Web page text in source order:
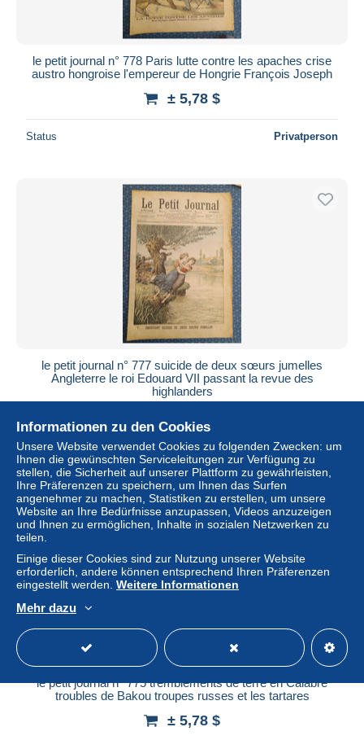
le petit journal n° 778 Paris lutte contre les apaches crise
austro hongroise l'empereur de Hongrie François Joseph
± 5,78 $
Status Privatperson
le petit journal n° 777 suicide de deux sœurs jumelles
Angleterre le roi Edouard VII passant la revue des
highlanders
Status Privatperson
le petit journal n° 775 tremblements de terre en Calabre
troubles de Bakou troupes russes et les tartares
± 5,78 $
Informationen zu den Cookies
Unsere Website verwendet Cookies zu folgenden Zwecken: um
Ihnen die gewünschten Serviceleitungen zur Verfügung zu
stellen, die Sicherheit auf unserer Plattform zu gewährleisten,
Ihre Präferenzen zu speichern, um Ihnen das Surfen
angenehmer zu machen, Statistiken zu erstellen, um unsere
Website an Ihre Bedürfnisse anzupassen, Videos anzuzeigen
und Ihnen zu ermöglichen, Inhalte in sozialen Netzwerken zu
teilen.
Einige dieser Cookies sind zur Nutzung unserer Website
erforderlich, andere können entsprechend Ihren Präferenzen
eingestellt werden. Weitere Informationen
Mehr dazu